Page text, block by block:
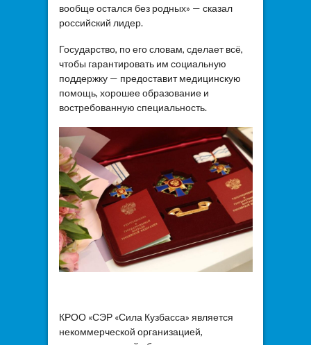
вообще остался без родных» — сказал
российский лидер.
Государство, по его словам, сделает всё,
чтобы гарантировать им социальную
поддержку — предоставит медицинскую
помощь, хорошее образование и
востребованную специальность.
КРОО «СЭР «Сила Кузбасса» является
некоммерческой организацией,